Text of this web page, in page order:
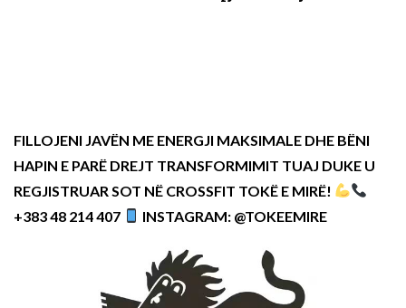
FILLOJENI JAVËN ME ENERGJI MAKSIMALE DHE BËNI
HAPIN E PARË DREJT TRANSFORMIMIT TUAJ DUKE U
REGJISTRUAR SOT NË CROSSFIT TOKË E MIRË!
+383 48 214 407
INSTAGRAM: @TOKEEMIRE